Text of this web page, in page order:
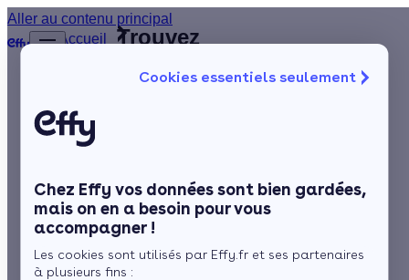
Cookies essentiels seulement
Chez Effy vos données sont bien gardées,
mais on en a besoin pour vous
accompagner !
Les cookies sont utilisés par Effy.fr et ses partenaires
à plusieurs fins :
Aller au contenu principal
Chauffage
Rénovation globale
Aides et Primes
Actualités
Accueil
du fil
d’Ariane
Lozère
Trouvez
meilleur
(48)